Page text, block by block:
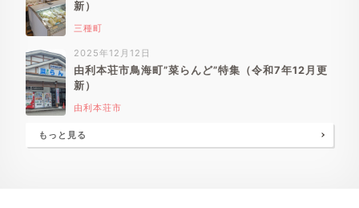
新）
三種町
2025年12月12日
由利本荘市鳥海町”菜らんど”特集（令和7年12月更
新）
由利本荘市
もっと見る